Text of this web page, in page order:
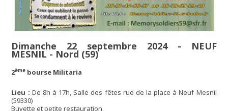
Dimanche 22 septembre 2024 - NEUF
MESNIL - Nord (59)
2ème bourse Militaria
Lieu : De 8h à 17h, Salle des fêtes rue de la place à Neuf Mesnil
(59330)
Buvette et petite restauration.